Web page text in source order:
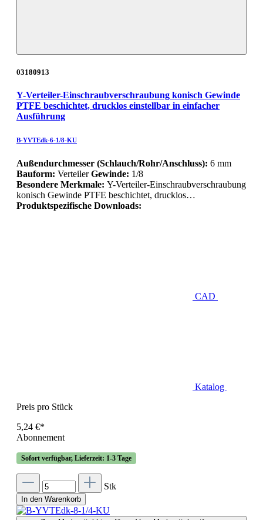
03180913
Y-Verteiler-Einschraubverschraubung konisch Gewinde
PTFE beschichtet, drucklos einstellbar in einfacher
Ausführung
B-YVTEdk-6-1/8-KU
Außendurchmesser (Schlauch/Rohr/Anschluss): 6 mm
Bauform: VerteilerGewinde: 1/8
Besondere Merkmale: Y-Verteiler-Einschraubverschraubung
konisch Gewinde PTFE beschichtet, drucklos…
Produktspezifische Downloads:
CAD
Katalog
Preis pro Stück
5,24 €*
Abonnement
Sofort verfügbar, Lieferzeit: 1-3 Tage
Stk
In den Warenkorb